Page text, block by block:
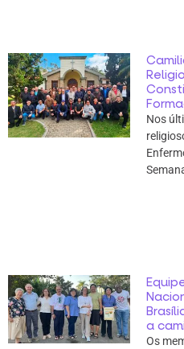
Nos
a
Os